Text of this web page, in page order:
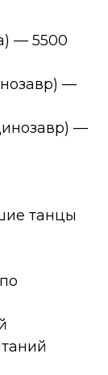
— 5500
—
—
танцы